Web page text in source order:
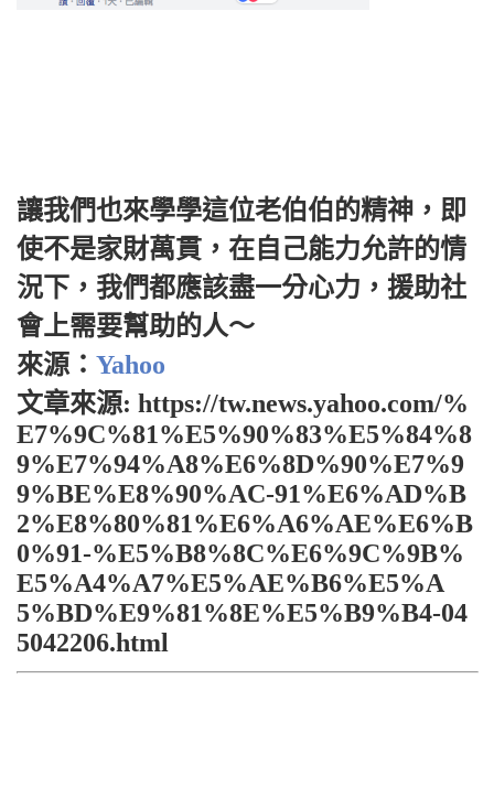
讓我們也來學學這位老伯伯的精神，即
使不是家財萬貫，在自己能力允許的情
況下，我們都應該盡一分心力，援助社
會上需要幫助的人～
來源： Yahoo
文章來源: https://tw.news.yahoo.com/%
E7%9C%81%E5%90%83%E5%84%8
9%E7%94%A8%E6%8D%90%E7%9
9%BE%E8%90%AC-91%E6%AD%B
2%E8%80%81%E6%A6%AE%E6%B
0%91-%E5%B8%8C%E6%9C%9B%
E5%A4%A7%E5%AE%B6%E5%A
5%BD%E9%81%8E%E5%B9%B4-04
5042206.html